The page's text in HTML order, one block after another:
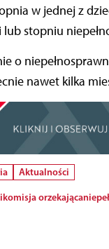
w jednej z
stopniu
o
nawet kilka
Aktualności
komisja orzekająca